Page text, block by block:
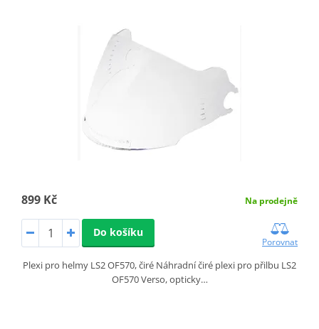
899 Kč Na prodejně
Do košíku
Porovnat
Plexi pro helmy LS2 OF570, čiré Náhradní čiré plexi pro přilbu LS2
OF570 Verso, opticky…